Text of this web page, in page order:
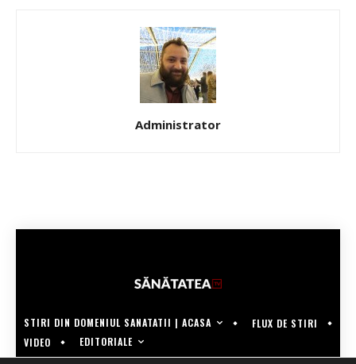
Administrator
STIRI DIN DOMENIUL SANATATII | ACASA
FLUX DE STIRI
VIDEO
EDITORIALE